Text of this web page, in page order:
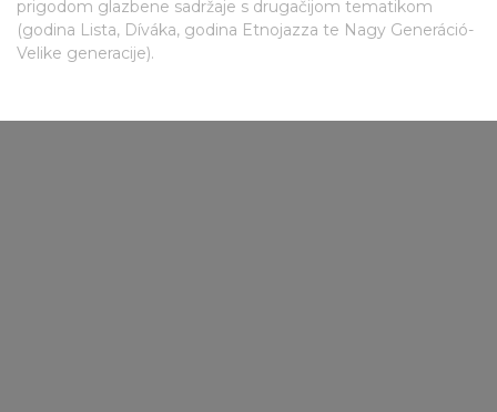
prigodom glazbene sadržaje s drugačijom tematikom
(godina Lista, Díváka, godina Etnojazza te Nagy Generáció-
Velike generacije).